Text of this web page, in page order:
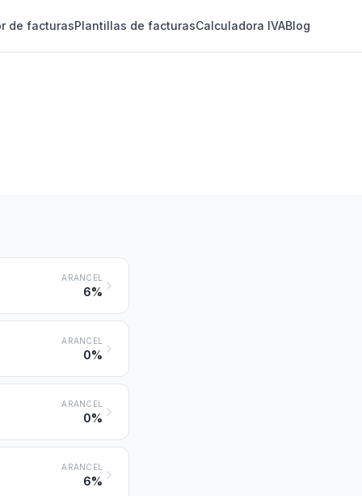
de facturasPlantillas de facturasCalculadora IVABlog
ARANCEL
6%
ARANCEL
0%
ARANCEL
0%
ARANCEL
6%